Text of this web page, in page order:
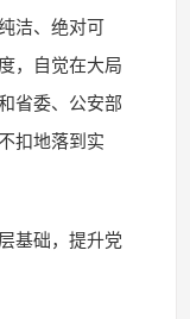
洁、绝对可
，自觉在大局
省委、公安部
扣地落到实
基础，提升党